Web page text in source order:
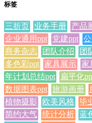
标签
三折页 业务手册 产品
企业通用ppt
党建ppt
商务杂志
团队介绍 团
多色彩ppt
家具展示 家
年计划总结ppt
扁平化
数据图表ppt 旅游画册
植物摄影
欧美风格 毕
简约大气 统计分析 蓝